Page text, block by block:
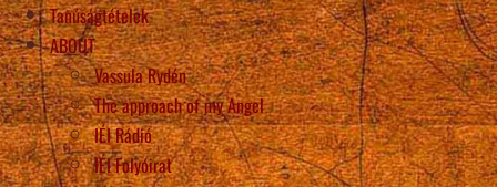
Tanúságtételek
ABOUT
Vassula Rydén
The approach of my Angel
IÉI Rádió
IÉI Folyóirat